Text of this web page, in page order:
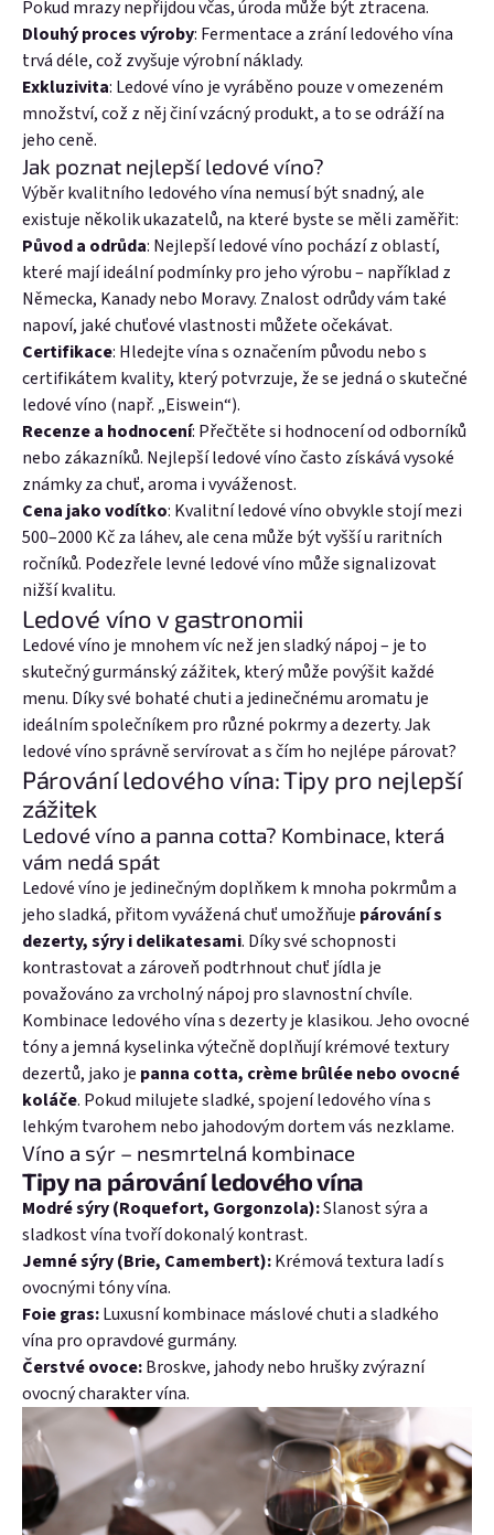
Pokud mrazy nepřijdou včas, úroda může být ztracena.
Dlouhý proces výroby: Fermentace a zrání ledového vína
trvá déle, což zvyšuje výrobní náklady.
Exkluzivita: Ledové víno je vyráběno pouze v omezeném
množství, což z něj činí vzácný produkt, a to se odráží na
jeho ceně.
Jak poznat nejlepší ledové víno?
Výběr kvalitního ledového vína nemusí být snadný, ale
existuje několik ukazatelů, na které byste se měli zaměřit:
Původ a odrůda: Nejlepší ledové víno pochází z oblastí,
které mají ideální podmínky pro jeho výrobu – například z
Německa, Kanady nebo Moravy. Znalost odrůdy vám také
napoví, jaké chuťové vlastnosti můžete očekávat.
Certifikace: Hledejte vína s označením původu nebo s
certifikátem kvality, který potvrzuje, že se jedná o skutečné
ledové víno (např. „Eiswein“).
Recenze a hodnocení: Přečtěte si hodnocení od odborníků
nebo zákazníků. Nejlepší ledové víno často získává vysoké
známky za chuť, aroma i vyváženost.
Cena jako vodítko: Kvalitní ledové víno obvykle stojí mezi
500–2000 Kč za láhev, ale cena může být vyšší u raritních
ročníků. Podezřele levné ledové víno může signalizovat
nižší kvalitu.
Ledové víno v gastronomii
Ledové víno je mnohem víc než jen sladký nápoj – je to
skutečný gurmánský zážitek, který může povýšit každé
menu. Díky své bohaté chuti a jedinečnému aromatu je
ideálním společníkem pro různé pokrmy a dezerty. Jak
ledové víno správně servírovat a s čím ho nejlépe párovat?
Párování ledového vína: Tipy pro nejlepší
zážitek
Ledové víno a panna cotta? Kombinace, která
vám nedá spát
Ledové víno je jedinečným doplňkem k mnoha pokrmům a
jeho sladká, přitom vyvážená chuť umožňuje párování s
dezerty, sýry i delikatesami. Díky své schopnosti
kontrastovat a zároveň podtrhnout chuť jídla je
považováno za vrcholný nápoj pro slavnostní chvíle.
Kombinace ledového vína s dezerty je klasikou. Jeho ovocné
tóny a jemná kyselinka výtečně doplňují krémové textury
dezertů, jako je panna cotta, crème brûlée nebo ovocné
koláče. Pokud milujete sladké, spojení ledového vína s
lehkým tvarohem nebo jahodovým dortem vás nezklame.
Víno a sýr – nesmrtelná kombinace
Tipy na párování ledového vína
Modré sýry (Roquefort, Gorgonzola):Slanost sýra a
sladkost vína tvoří dokonalý kontrast.
Jemné sýry (Brie, Camembert):Krémová textura ladí s
ovocnými tóny vína.
Foie gras:Luxusní kombinace máslové chuti a sladkého
vína pro opravdové gurmány.
Čerstvé ovoce:Broskve, jahody nebo hrušky zvýrazní
ovocný charakter vína.